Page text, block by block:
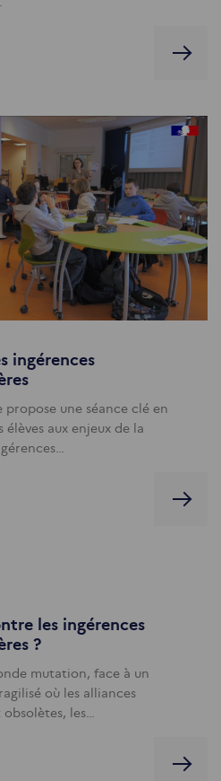
ingérences
une séance clé en
aux enjeux de la
les ingérences
?
mutation, face à un
où les alliances
les…